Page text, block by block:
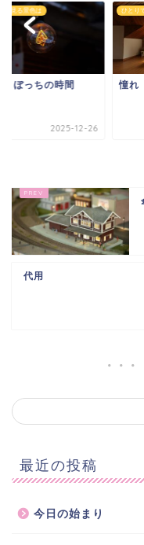
で見る景色は
りぼっちの時間
2025-12-26
ひとり
憧れ
代用
最近の投稿
今日の始まり